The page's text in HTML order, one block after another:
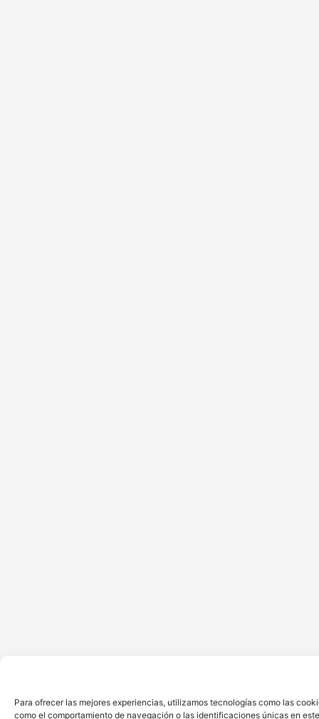
Para ofrecer las mejores experiencias, utilizamos tecnologías como las
como el comportamiento de navegación o las identificaciones únicas en